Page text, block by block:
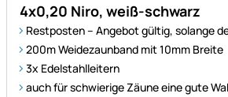
4x0,20 Niro, weiß-schwarz
Restposten – Angebot gültig, solange
200m Weidezaunband mit 10mm Breite
3x Edelstahlleitern
auch für schwierige Zäune eine gute